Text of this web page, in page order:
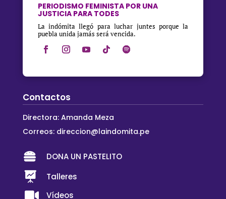
PERIODISMO FEMINISTA POR UNA
JUSTICIA PARA TODES
La indómita llegó para luchar juntes porque la
puebla unida jamás será vencida.
Contactos
Directora: Amanda Meza
Correos: direccion@laindomita.pe
 DONA UN PASTELITO
 Talleres
 Vídeos